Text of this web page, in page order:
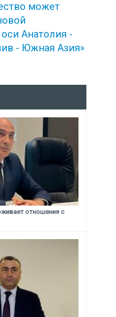
может
оси Анатолия -
- Южная Азия»
отношения с